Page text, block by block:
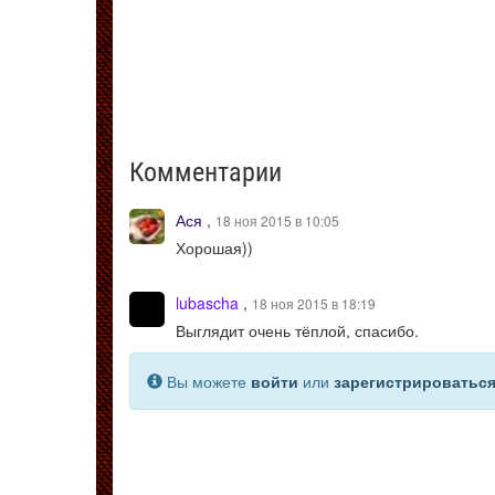
Комментарии
Ася , 18 ноя 2015 в 10:05
Хорошая))
lubascha , 18 ноя 2015 в 18:19
Выглядит очень тёплой, спасибо.
Вы можете войти или зарегистрироваться